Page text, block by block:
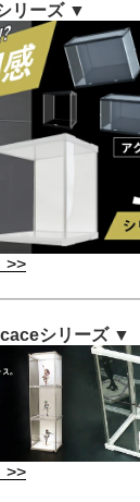
リーズ ▼
>>
シリーズ ▼
>>